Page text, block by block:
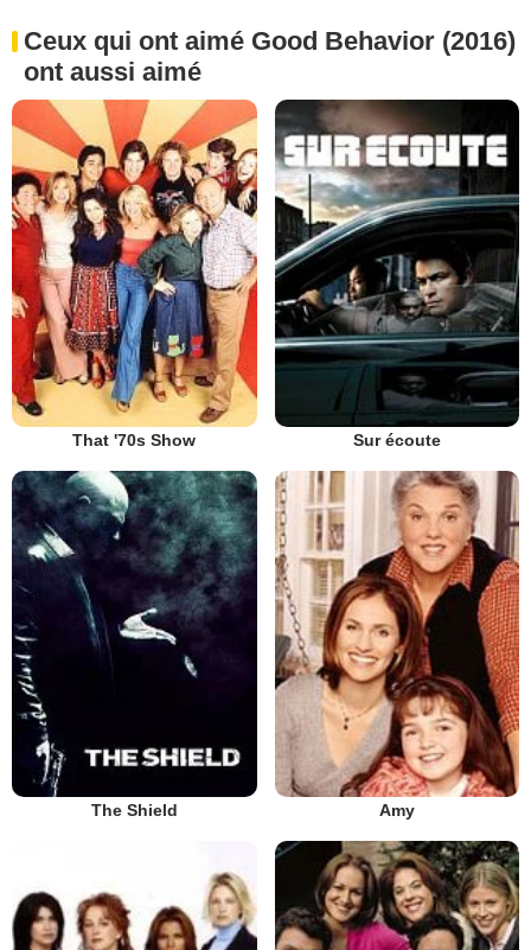
Ceux qui ont aimé Good Behavior (2016)
ont aussi aimé
That '70s Show Sur écoute
The Shield Amy